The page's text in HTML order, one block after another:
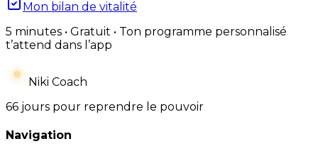
Mon bilan de vitalité
5 minutes • Gratuit • Ton programme personnalisé
t’attend dans l’app
Niki Coach
66 jours pour reprendre le pouvoir
Navigation